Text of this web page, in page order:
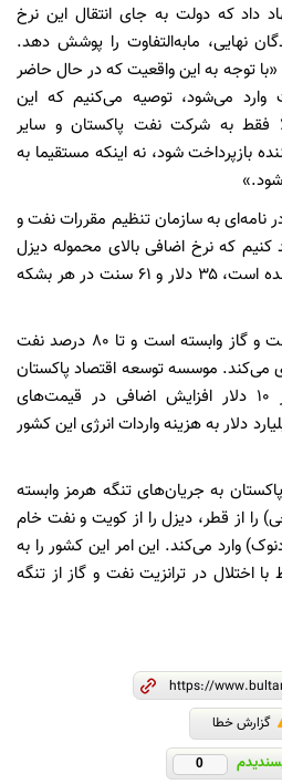
داد که دولت به جای انتقال این نرخ
نهایی، مابه‌التفاوت را پوشش دهد.
توجه به این واقعیت که در حال حاضر
می‌شود، توصیه می‌کنیم که این
فقط به شرکت نفت پاکستان و سایر
بازپرداخت شود، نه اینکه مستقیما به
به سازمان تنظیم مقررات نفت و
که نرخ اضافی بالای محموله دیزل
که اخیرا برای این شرکت وارد شده است، ۳۵ دلار و ۶۱ سنت در هر بشکه
پاکستان به شدت به واردات نفت و گاز وابسته است و تا ۸۰ درصد نفت
می‌کند. موسسه توسعه اقتصاد پاکستان
در مارس هشدار داد که هر ۱۰ دلار افزایش اضافی در قیمت‌های
نفت، بین ۱.۸ تا ۲ میلیارد دلار به هزینه واردات انرژی این کشور
به جریان‌های تنگه هرمز وابسته
را از قطر، دیزل را از کویت و نفت خام
وارد می‌کند. این امر این کشور را به
اختلال در ترانزیت نفت و گاز از تنگه
گزارش خطا
0